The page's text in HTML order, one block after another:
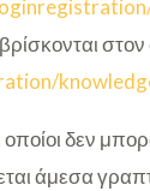
οποίοι δεν
άμεσα